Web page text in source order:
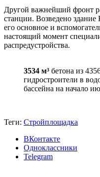
Другой важнейший фронт
станции. Возведено
его основное и
настоящий момент
распредустройства.
3534 м³ бетона из
гидростроители в
бассейна на начало
Теги: Стройплощадка
ВКонтакте
Одноклассники
Telegram